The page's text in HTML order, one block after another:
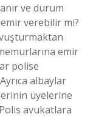
ve durum
verebilir mi?
emir
polise
albaylar
üyelerine
avukatlara